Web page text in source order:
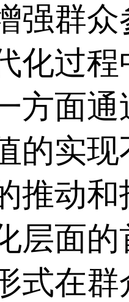
群众
化过
方面
的实
推动
层面
式在